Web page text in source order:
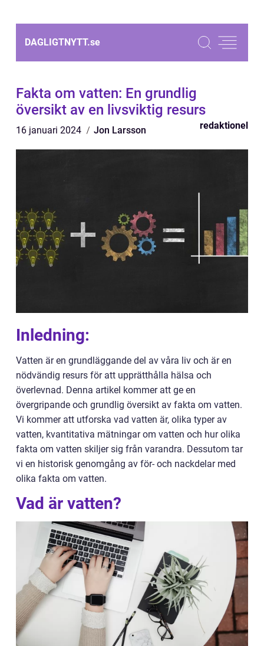
DAGLIGTNYTT.se
Fakta om vatten: En grundlig
översikt av en livsviktig resurs
16 januari 2024 Jon Larsson redaktionel
Inledning:
Vatten är en grundläggande del av våra liv och är en
nödvändig resurs för att upprätthålla hälsa och
överlevnad. Denna artikel kommer att ge en
övergripande och grundlig översikt av fakta om vatten.
Vi kommer att utforska vad vatten är, olika typer av
vatten, kvantitativa mätningar om vatten och hur olika
fakta om vatten skiljer sig från varandra. Dessutom tar
vi en historisk genomgång av för- och nackdelar med
olika fakta om vatten.
Vad är vatten?